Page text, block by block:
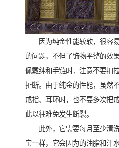
因为纯金性能较软，很容易
的问题，不但了饰物平整的效
佩戴纯和手链时，注意不要扣
扯断。由于纯金的性能，虽然
戒指、耳环时，也不要多次把
此以往难免发生断裂。
此外，它需要每月至少清洗
宝一样，它会因为的油脂和汗